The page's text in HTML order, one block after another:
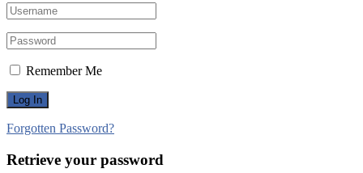
Remember Me
Forgotten Password?
Retrieve your password